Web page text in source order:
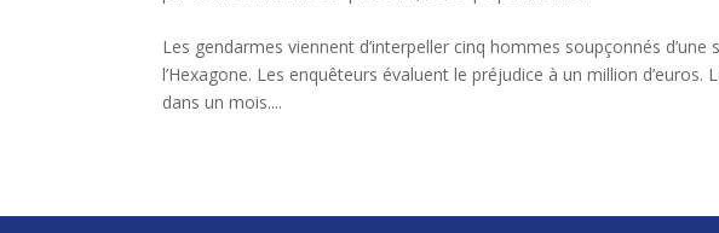
Les gendarmes viennent d’interpeller cinq hommes soupçonnés
l’Hexagone. Les enquêteurs évaluent le préjudice à un million
dans un mois....